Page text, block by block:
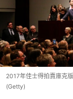
2017年佳士得拍賣庫克
(Getty)